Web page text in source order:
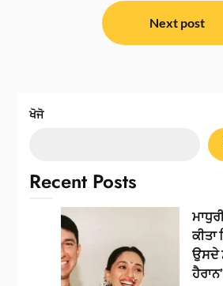
Next post
ਖੋਜੋ
Recent Posts
ਕੀਤਾ
ਉਸਦੇ